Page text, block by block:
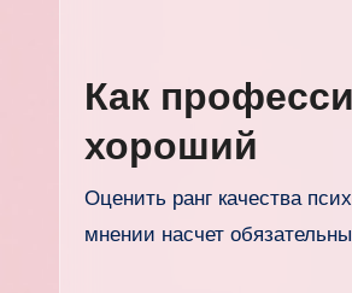
Как
хороший
Оценить ранг качества
мнении насчет